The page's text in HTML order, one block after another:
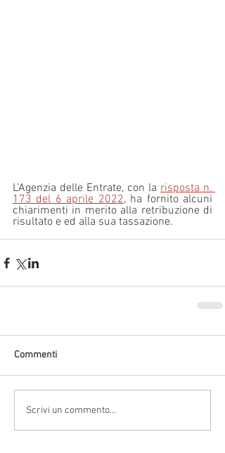
L’Agenzia delle Entrate, con la risposta n.
173 del 6 aprile 2022, ha fornito alcuni
chiarimenti in merito alla retribuzione di
risultato e ed alla sua tassazione.
Commenti
Scrivi un commento...